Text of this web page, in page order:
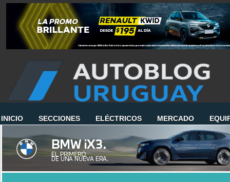
INICIO SECCIONES ELÉCTRICOS MERCADO